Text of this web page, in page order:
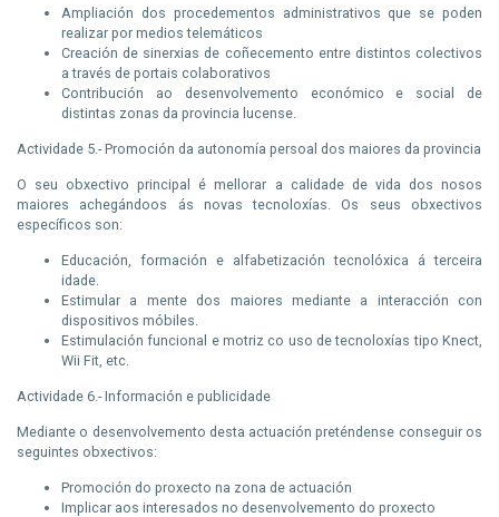
Ampliación dos procedementos administrativos que se poden
realizar por medios telemáticos
Creación de sinerxias de coñecemento entre distintos colectivos
a través de portais colaborativos
Contribución ao desenvolvemento económico e social de
distintas zonas da provincia lucense.
Actividade 5.- Promoción da autonomía persoal dos maiores da provincia
O seu obxectivo principal é mellorar a calidade de vida dos nosos
maiores achegándoos ás novas tecnoloxías. Os seus obxectivos
específicos son:
Educación, formación e alfabetización tecnolóxica á terceira
idade.
Estimular a mente dos maiores mediante a interacción con
dispositivos móbiles.
Estimulación funcional e motriz co uso de tecnoloxías tipo Knect,
Wii Fit, etc.
Actividade 6.- Información e publicidade
Mediante o desenvolvemento desta actuación preténdense conseguir os
seguintes obxectivos:
Promoción do proxecto na zona de actuación
Implicar aos interesados no desenvolvemento do proxecto